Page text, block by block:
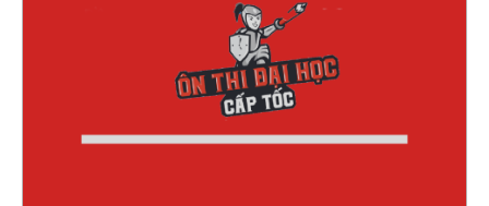
Xem chi tiết